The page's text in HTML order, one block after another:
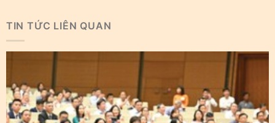
TIN TỨC LIÊN QUAN